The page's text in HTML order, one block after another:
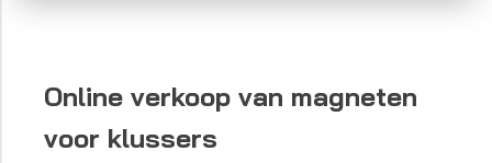
Online verkoop van magneten
voor klussers